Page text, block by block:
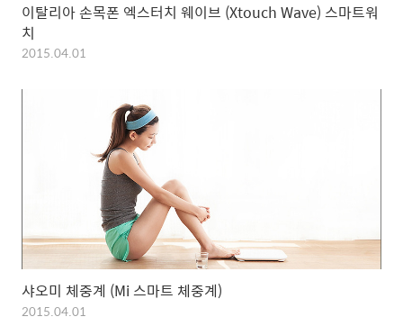
이탈리아 손목폰 엑스터치 웨이브 (Xtouch Wave) 스마트워
치
2015.04.01
샤오미 체중계 (Mi 스마트 체중계)
2015.04.01